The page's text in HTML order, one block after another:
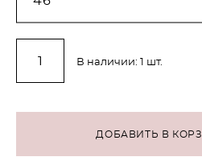
В наличии: 1 шт.
ДОБАВИТЬ В